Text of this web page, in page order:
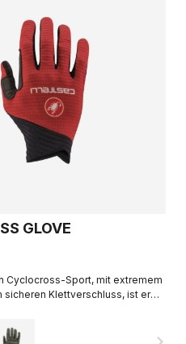
GLOVE
Cyclocross-Sport, mit extremem
sicheren Klettverschluss, ist er
nicht ganz ausreicht.